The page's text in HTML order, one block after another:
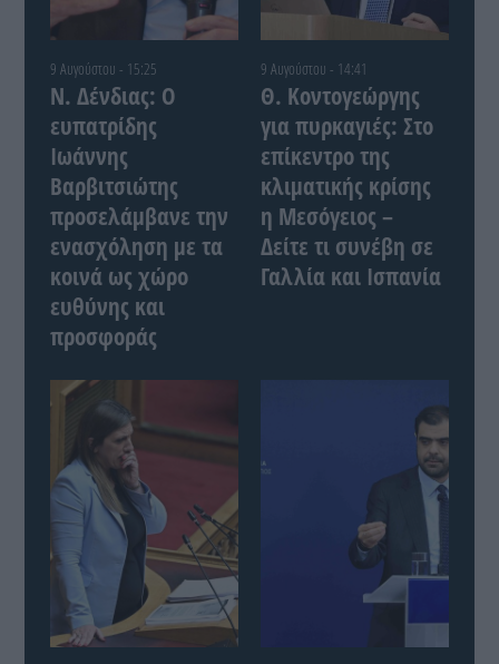
9 Αυγούστου - 15:25
Ν. Δένδιας: Ο
ευπατρίδης
Ιωάννης
Βαρβιτσιώτης
προσελάμβανε την
ενασχόληση με τα
κοινά ως χώρο
ευθύνης και
προσφοράς
9 Αυγούστου - 14:41
Θ. Κοντογεώργης
για πυρκαγιές: Στο
επίκεντρο της
κλιματικής κρίσης
η Μεσόγειος –
Δείτε τι συνέβη σε
Γαλλία και Ισπανία